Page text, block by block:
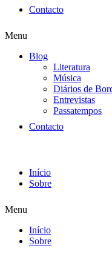
Contacto
Menu
Blog
Literatura
Música
Diários de
Entrevistas
Passatempos
Contacto
Início
Sobre
Menu
Início
Sobre